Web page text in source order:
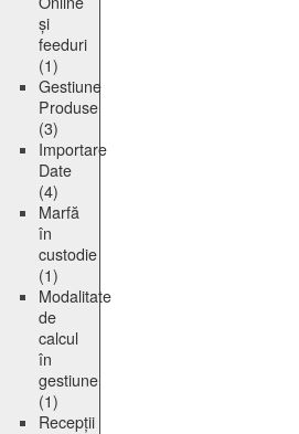
și
feeduri
(1)
Gestiune
Produse
(3)
Importare
Date
(4)
Marfă
în
custodie
(1)
Modalitate
de
calcul
în
gestiune
(1)
Recepții